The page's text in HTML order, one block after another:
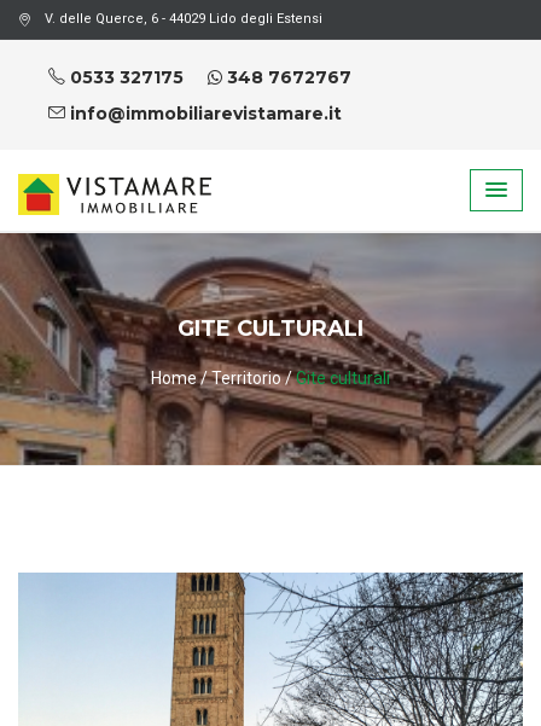
V. delle Querce, 6 - 44029 Lido degli Estensi
0533 327175
348 7672767
info@immobiliarevistamare.it
GITE CULTURALI
Home /Territorio/Gite culturali